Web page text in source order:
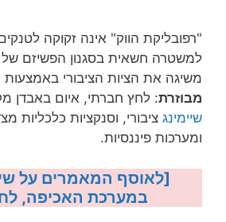
"רפובליקת הווק" אינה זקוקה
משיגה את הציות הציבורי באמצעות
מבוזרת: לחץ חברתי, איום באבדן
שיימינג ציבורי, וסנקציות כלכליות
ומערכות פיננסיות.
[לאוסף המאמרים על
במערכת האכיפה,